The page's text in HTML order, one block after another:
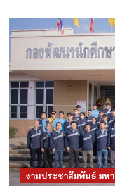
งานประชาสัมพันธ์ มห